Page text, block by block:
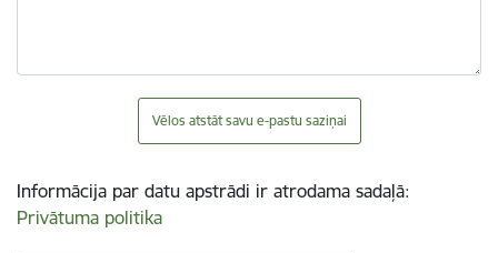
Vēlos atstāt savu e-pastu saziņai
Informācija par datu apstrādi ir atrodama sadaļā:
Privātuma politika